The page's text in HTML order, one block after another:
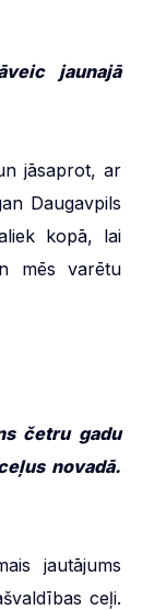
jaunajā
jāsaprot, ar
Daugavpils
kopā, lai
mēs varētu
četru gadu
novadā.
jautājums
ceļi.